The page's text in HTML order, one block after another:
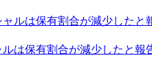
ルは保有割合が減少したと
は保有割合が減少したと報